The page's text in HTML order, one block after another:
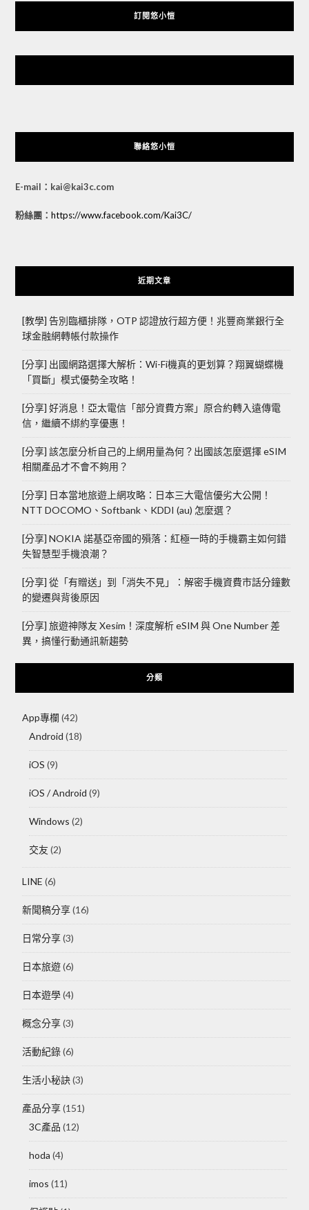
訂閱悠小愷
聯絡悠小愷
E-mail：kai@kai3c.com
粉絲團： https://www.facebook.com/Kai3C/
近期文章
[教學] 告別臨櫃排隊，OTP 認證放行超方便！兆豐商業銀行全
球金融網轉帳付款操作
[分享] 出國網路選擇大解析：Wi-Fi機真的更划算？翔翼蝴蝶機
「買斷」模式優勢全攻略！
[分享] 好消息！亞太電信「部分資費方案」原合約轉入遠傳電
信，繼續不綁約享優惠！
[分享] 該怎麼分析自己的上網用量為何？出國該怎麼選擇 eSIM
相關產品才不會不夠用？
[分享] 日本當地旅遊上網攻略：日本三大電信優劣大公開！
NTT DOCOMO、Softbank、KDDI (au) 怎麼選？
[分享] NOKIA 諾基亞帝國的殞落：紅極一時的手機霸主如何錯
失智慧型手機浪潮？
[分享] 從「有贈送」到「消失不見」：解密手機資費市話分鐘數
的變遷與背後原因
[分享] 旅遊神隊友 Xesim！深度解析 eSIM 與 One Number 差
異，搞懂行動通訊新趨勢
分類
App專欄 (42)
Android (18)
iOS (9)
iOS / Android (9)
Windows (2)
交友 (2)
LINE (6)
新聞稿分享(16)
日常分享(3)
日本旅遊(6)
日本遊學(4)
概念分享(3)
活動紀錄(6)
生活小秘訣(3)
產品分享(151)
3C產品 (12)
hoda (4)
imos (11)